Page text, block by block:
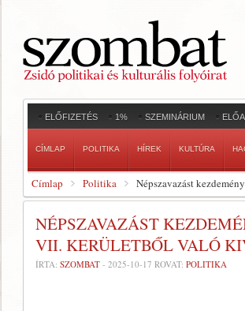
ELŐFIZETÉS 1% SZEMINÁRIUM
CÍMLAP POLITIKA HÍREK KULTÚRA
Címlap Politika Népszavazást
NÉPSZAVAZÁST
VII. KERÜLETBŐL VALÓ
ÍRTA: SZOMBAT - 2025-10-17 ROVAT: POLITIKA